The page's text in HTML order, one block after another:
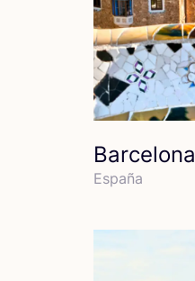
Barcelona
Espa­ña